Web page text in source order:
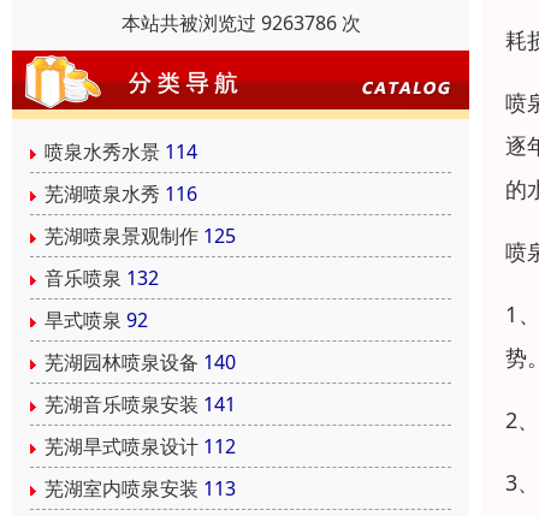
本站共被浏览过 9263786 次
喷泉水秀水景 114
芜湖喷泉水秀 116
芜湖喷泉景观制作 125
音乐喷泉 132
旱式喷泉 92
芜湖园林喷泉设备 140
芜湖音乐喷泉安装 141
芜湖旱式喷泉设计 112
芜湖室内喷泉安装 113
耗
喷
逐
的
喷
1
势
2
3